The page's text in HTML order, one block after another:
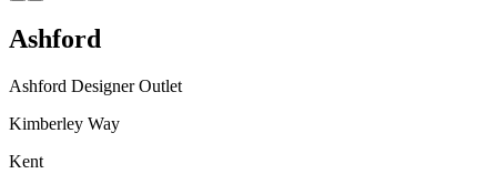
Ashford
Ashford Designer Outlet
Kimberley Way
Kent